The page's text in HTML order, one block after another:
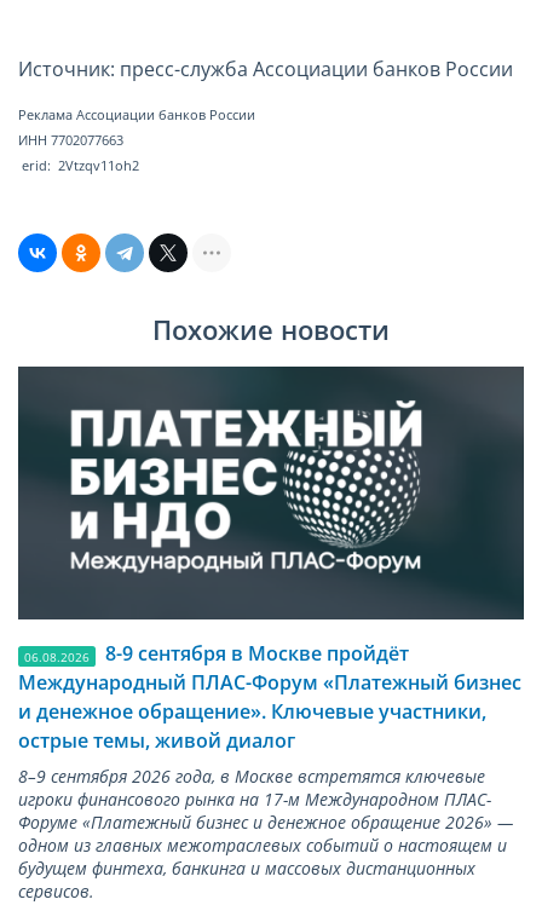
Источник: пресс-служба Ассоциации банков России
Реклама Ассоциации банков России
ИНН 7702077663
erid: 2Vtzqv11oh2
Похожие новости
06.08.2026
8-9 сентября в Москве пройдёт
Международный ПЛАС-Форум «Платежный бизнес
и денежное обращение». Ключевые участники,
острые темы, живой диалог
8–9 сентября 2026 года, в Москве встретятся ключевые
игроки финансового рынка на 17-м Международном ПЛАС-
Форуме «Платежный бизнес и денежное обращение 2026» —
одном из главных межотраслевых событий о настоящем и
будущем финтеха, банкинга и массовых дистанционных
сервисов.